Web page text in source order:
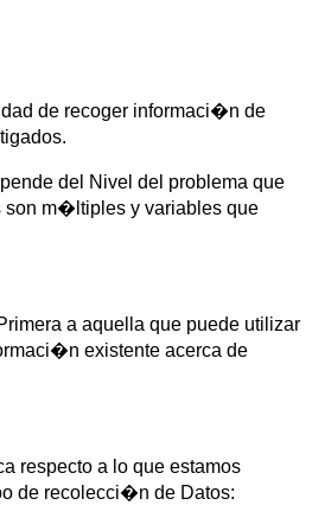
de recoger informaci�n de
del Nivel del problema que
son m�ltiples y variables que
a aquella que puede utilizar
existente acerca de
respecto a lo que estamos
de recolecci�n de Datos: